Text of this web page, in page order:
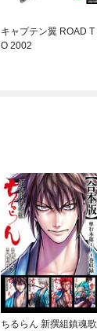
キャプテン翼 ROAD T
O 2002
ちるらん 新撰組鎮魂歌